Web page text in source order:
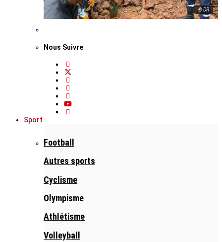
© DR
Nous Suivre
Sport
Football
Autres sports
Cyclisme
Olympisme
Athlétisme
Volleyball